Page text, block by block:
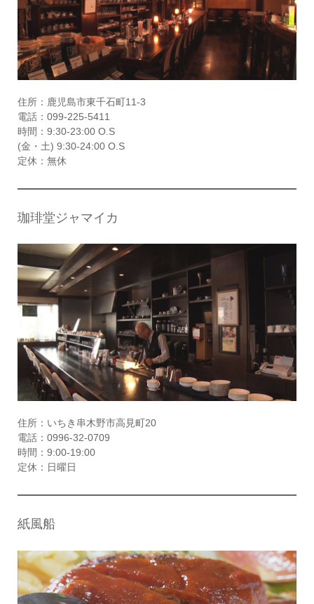
住所：鹿児島市東千石町11-3
電話：099-225-5411
時間：9:30-23:00 O.S
(金・土) 9:30-24:00 O.S
定休：無休
珈琲堂ジャマイカ
住所：いちき串木野市高見町20
電話：0996-32-0709
時間：9:00-19:00
定休：日曜日
紙風船